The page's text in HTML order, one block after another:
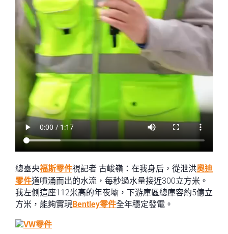
總臺央福斯零件視記者 古峻嶺：在我身后，從泄洪奧迪
零件道噴涌而出的水流，每秒過水量接近300立方米。
我左側這座112米高的年夜壩，下游庫區總庫容約5億立
方米，能夠實現Bentley零件全年穩定發電。
VW零件